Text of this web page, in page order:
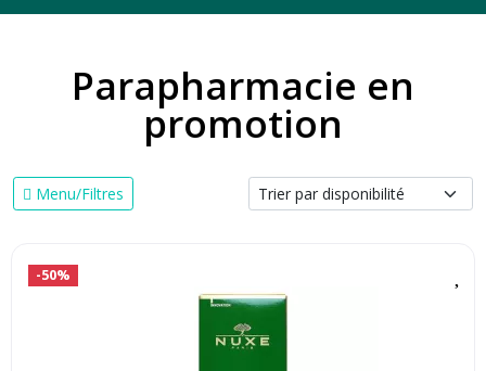
Parapharmacie en
promotion
Menu/Filtres
-50%